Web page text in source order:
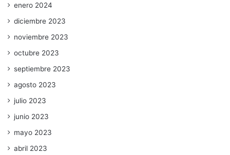
enero 2024
diciembre 2023
noviembre 2023
octubre 2023
septiembre 2023
agosto 2023
julio 2023
junio 2023
mayo 2023
abril 2023